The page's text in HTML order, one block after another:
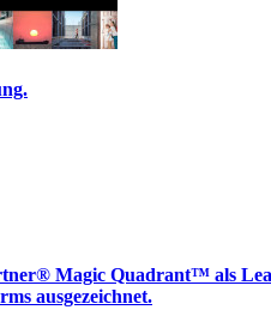
Magic Quadrant™ als
ausgezeichnet.